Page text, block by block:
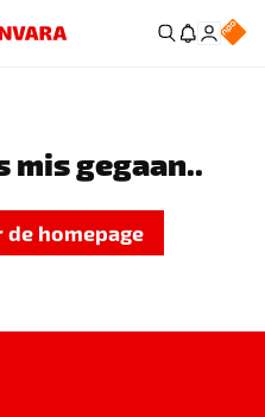
mis gegaan..
de homepage